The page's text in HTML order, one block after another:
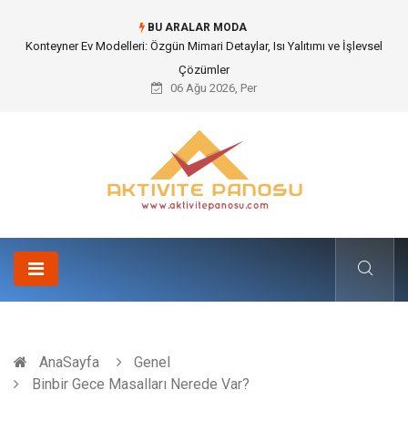
BU ARALAR MODA
Nakliye Nedir ve Tedarik Zincirindeki Önemi Nasıl Anlaşılır?
06 Ağu 2026, Per
AnaSayfa
Genel
Binbir Gece Masalları Nerede Var?